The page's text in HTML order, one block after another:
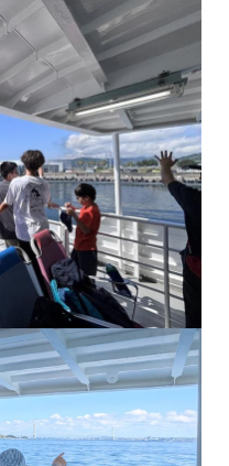
2階からの景色に盛り上が
たようです！